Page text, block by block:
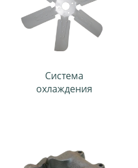
Система
охлаждения